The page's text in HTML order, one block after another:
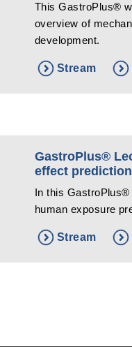
This GastroPlus®
overview of
development.
Stream
GastroPlus®
effect
In this
human exposure
Stream